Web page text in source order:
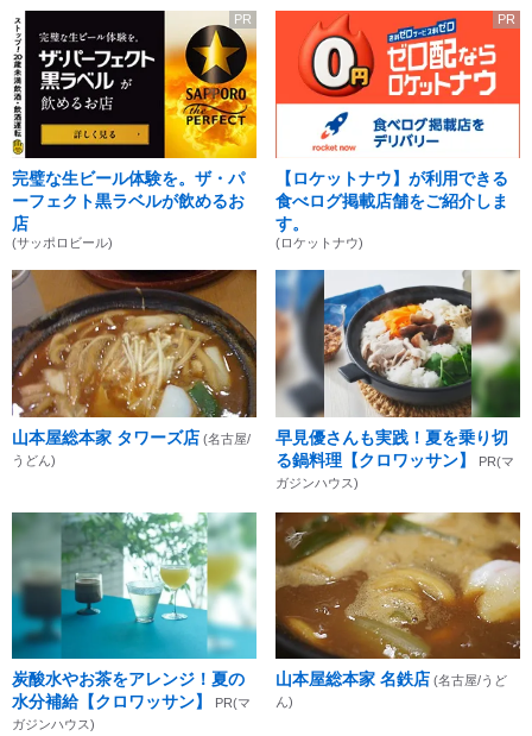
PR
完璧な生ビール体験を。ザ・パ
ーフェクト黒ラベルが飲めるお
店
(サッポロビール)
PR
【ロケットナウ】が利用できる
食べログ掲載店舗をご紹介しま
す。
(ロケットナウ)
山本屋総本家 タワーズ店 (名古屋/
うどん)
早見優さんも実践！夏を乗り切
る鍋料理【クロワッサン】
PR(マ
ガジンハウス)
炭酸水やお茶をアレンジ！夏の
水分補給【クロワッサン】
PR(マ
ガジンハウス)
山本屋総本家 名鉄店 (名古屋/うど
ん)